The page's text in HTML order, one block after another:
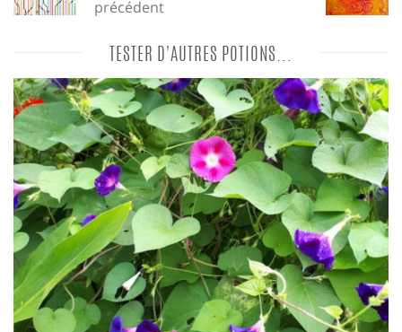
précédent
TESTER D'AUTRES POTIONS...